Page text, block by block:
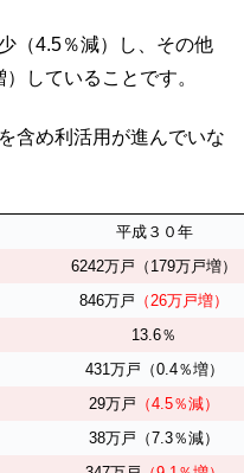
（4.5％減）し、その他
していることです。
含め利活用が進んでいな
平成３０年
6242万戸（179万戸増）
846万戸 （26万戸増）
13.6％
431万戸（0.4％増）
29万戸 （4.5％減）
38万戸（7.3％減）